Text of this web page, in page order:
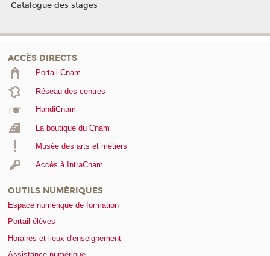
Catalogue des stages
ACCÈS DIRECTS
Portail Cnam
Réseau des centres
HandiCnam
La boutique du Cnam
Musée des arts et métiers
Accès à IntraCnam
OUTILS NUMÉRIQUES
Espace numérique de formation
Portail élèves
Horaires et lieux d'enseignement